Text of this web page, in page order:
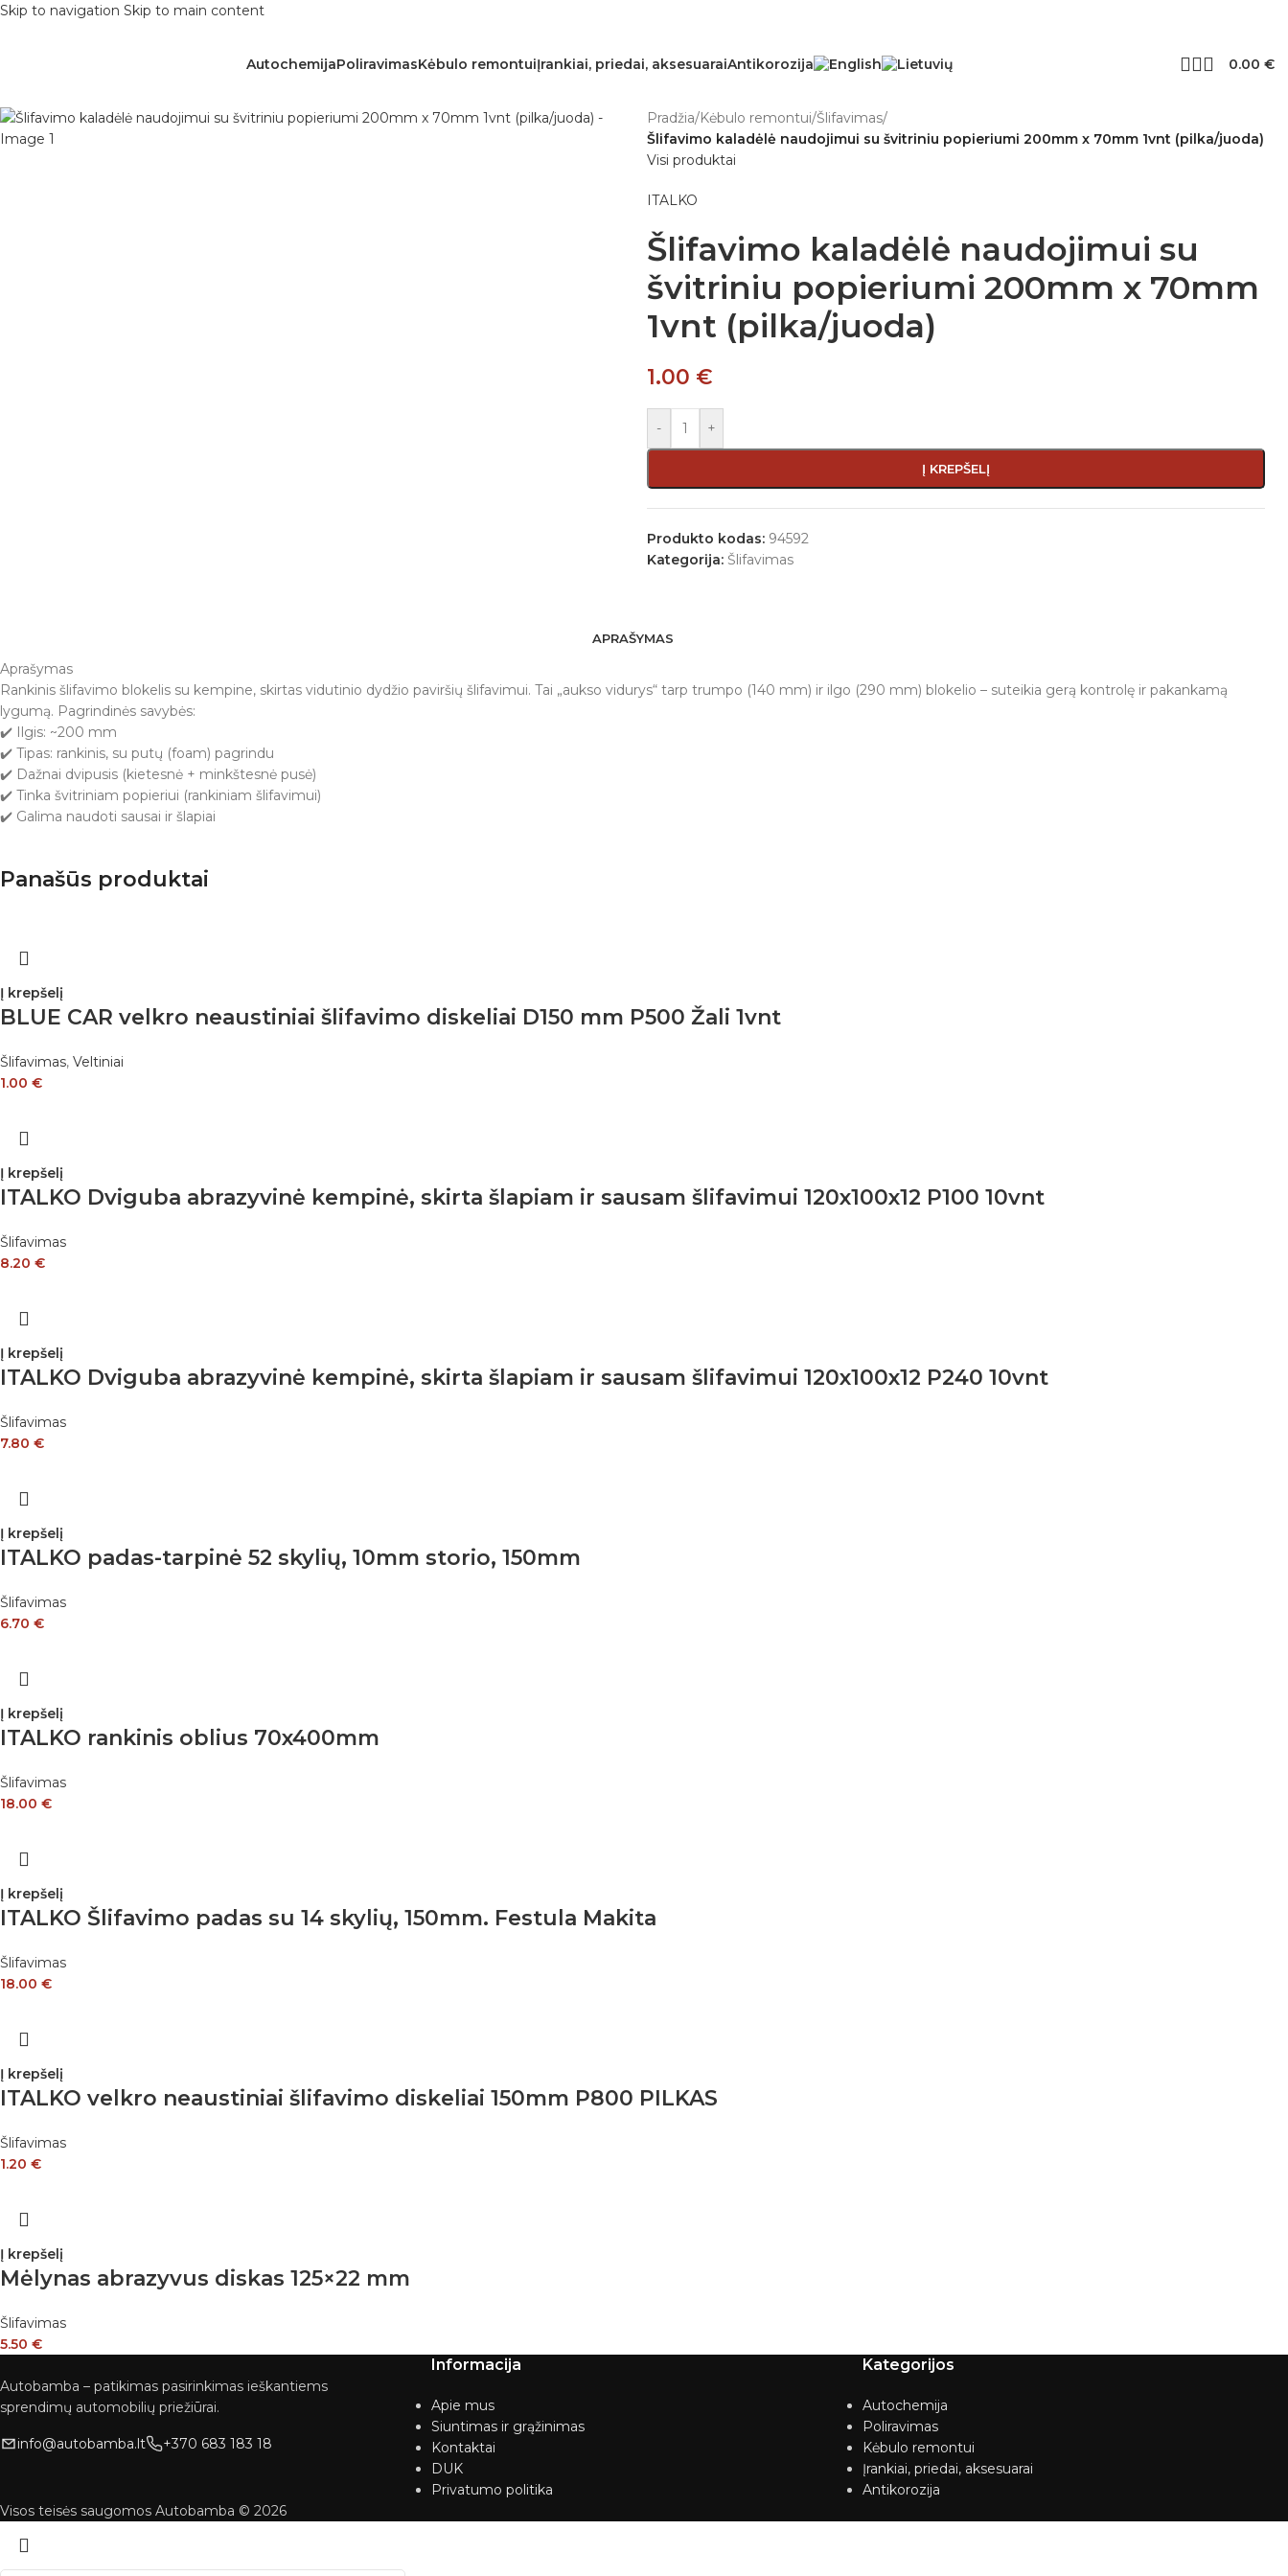
Skip to navigation Skip to main content
AutochemijaPoliravimasKėbulo remontuiĮrankiai, priedai, aksesuaraiAntikorozija 0.00 €
Pradžia/Kėbulo remontui/Šlifavimas/
Šlifavimo kaladėlė naudojimui su švitriniu popieriumi 200mm x 70mm 1vnt (pilka/juoda)
Visi produktai
ITALKO
Šlifavimo kaladėlė naudojimui su
švitriniu popieriumi 200mm x 70mm
1vnt (pilka/juoda)
1.00 €
- +
Į KREPŠELĮ
Produkto kodas: 94592
Kategorija: Šlifavimas
APRAŠYMAS
Aprašymas
Rankinis šlifavimo blokelis su kempine, skirtas vidutinio dydžio paviršių šlifavimui. Tai „aukso vidurys“ tarp trumpo (140 mm) ir ilgo (290 mm) blokelio – suteikia gerą kontrolę ir pakankamą
lygumą. Pagrindinės savybės:
✔️ Ilgis: ~200 mm
✔️ Tipas: rankinis, su putų (foam) pagrindu
✔️ Dažnai dvipusis (kietesnė + minkštesnė pusė)
✔️ Tinka švitriniam popieriui (rankiniam šlifavimui)
✔️ Galima naudoti sausai ir šlapiai
Panašūs produktai
Į krepšelį
BLUE CAR velkro neaustiniai šlifavimo diskeliai D150 mm P500 Žali 1vnt
Šlifavimas, Veltiniai
1.00 €
Į krepšelį
ITALKO Dviguba abrazyvinė kempinė, skirta šlapiam ir sausam šlifavimui 120x100x12 P100 10vnt
Šlifavimas
8.20 €
Į krepšelį
ITALKO Dviguba abrazyvinė kempinė, skirta šlapiam ir sausam šlifavimui 120x100x12 P240 10vnt
Šlifavimas
7.80 €
Į krepšelį
ITALKO padas-tarpinė 52 skylių, 10mm storio, 150mm
Šlifavimas
6.70 €
Į krepšelį
ITALKO rankinis oblius 70x400mm
Šlifavimas
18.00 €
Į krepšelį
ITALKO Šlifavimo padas su 14 skylių, 150mm. Festula Makita
Šlifavimas
18.00 €
Į krepšelį
ITALKO velkro neaustiniai šlifavimo diskeliai 150mm P800 PILKAS
Šlifavimas
1.20 €
Į krepšelį
Mėlynas abrazyvus diskas 125×22 mm
Šlifavimas
5.50 €
Autobamba – patikimas pasirinkimas ieškantiems
sprendimų automobilių priežiūrai.
info@autobamba.lt +370 683 183 18
Informacija
Apie mus
Siuntimas ir grąžinimas
Kontaktai
DUK
Privatumo politika
Kategorijos
Autochemija
Poliravimas
Kėbulo remontui
Įrankiai, priedai, aksesuarai
Antikorozija
Visos teisės saugomos Autobamba © 2026